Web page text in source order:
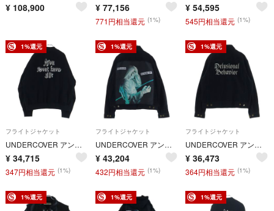
¥ 108,900 ¥ 77,156
771円相当還元 (1%)
¥ 54,595
545円相当還元 (1%)
1%還元
フライトジャケット
UNDERCOVER アンダーカバー 25AW Ry/Pe ツイルスカジャン レーヨンジャケット ブラック UP2E4202
¥ 34,715
347円相当還元 (1%)
1%還元
フライトジャケット
UNDERCOVER アンダーカバー 25AW 後JQ切替硫化コーデュロイジャケット ブラック UC2E4209-1
¥ 43,204
432円相当還元 (1%)
1%還元
フライトジャケット
UNDERCOVER アンダーカバー 25AW 硫化コーデュロイジャケット Gジャン ブラック UC2E4209-2
¥ 36,473
364円相当還元 (1%)
1%還元 1%還元 1%還元